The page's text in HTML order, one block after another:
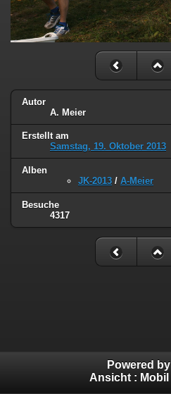
Autor
A. Meier
Erstellt am
Samstag, 19. Oktober 2013
Alben
JK-2013 / A-Meier
Besuche
4317
Powered by
Ansicht : Mobil